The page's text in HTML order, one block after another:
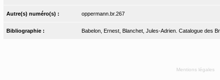
Autre(s) numéro(s) : oppermann.br.267
Bibliographie : Babelon, Ernest, Blanchet, Jules-Adrien. Catalogue des
Mentions légales